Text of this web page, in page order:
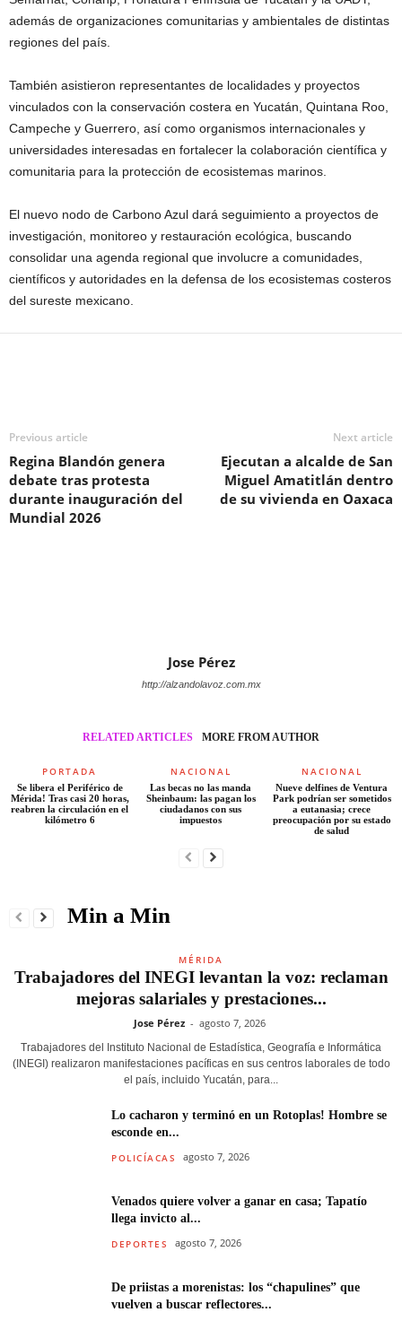
además de organizaciones comunitarias y ambientales de distintas
regiones del país.
También asistieron representantes de localidades y proyectos
vinculados con la conservación costera en Yucatán, Quintana Roo,
Campeche y Guerrero, así como organismos internacionales y
universidades interesadas en fortalecer la colaboración científica y
comunitaria para la protección de ecosistemas marinos.
El nuevo nodo de Carbono Azul dará seguimiento a proyectos de
investigación, monitoreo y restauración ecológica, buscando
consolidar una agenda regional que involucre a comunidades,
científicos y autoridades en la defensa de los ecosistemas costeros
del sureste mexicano.
Previous article
Regina Blandón genera
debate tras protesta
durante inauguración del
Mundial 2026
Next article
Ejecutan a alcalde de San
Miguel Amatitlán dentro
de su vivienda en Oaxaca
Jose Pérez
http://alzandolavoz.com.mx
RELATED ARTICLES MORE FROM AUTHOR
PORTADA
Se libera el Periférico de
Mérida! Tras casi 20 horas,
reabren la circulación en el
kilómetro 6
NACIONAL
Las becas no las manda
Sheinbaum: las pagan los
ciudadanos con sus
impuestos
NACIONAL
Nueve delfines de Ventura
Park podrían ser sometidos
a eutanasia; crece
preocupación por su estado
de salud
Min a Min
MÉRIDA
Trabajadores del INEGI levantan la voz: reclaman
mejoras salariales y prestaciones...
Jose Pérez - agosto 7, 2026
Trabajadores del Instituto Nacional de Estadística, Geografía e Informática
(INEGI) realizaron manifestaciones pacíficas en sus centros laborales de todo
el país, incluido Yucatán, para...
Lo cacharon y terminó en un Rotoplas! Hombre se
esconde en...
POLICÍACAS agosto 7, 2026
Venados quiere volver a ganar en casa; Tapatío
llega invicto al...
DEPORTES agosto 7, 2026
De priistas a morenistas: los “chapulines” que
vuelven a buscar reflectores...